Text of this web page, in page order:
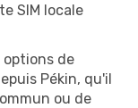
SIM locale
options de
Pékin, qu'il
ou de